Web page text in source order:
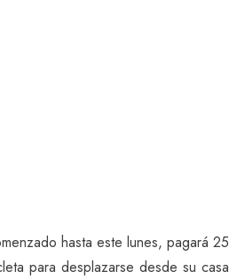
hasta este lunes, pagará 25
para desplazarse desde su casa